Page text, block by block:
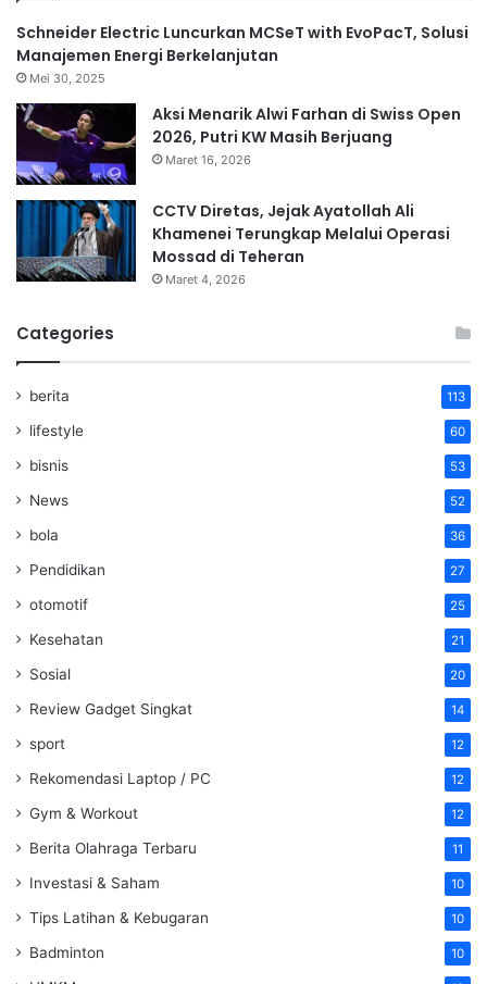
Schneider Electric Luncurkan MCSeT with EvoPacT, Solusi
Manajemen Energi Berkelanjutan
Mei 30, 2025
Aksi Menarik Alwi Farhan di Swiss Open
2026, Putri KW Masih Berjuang
Maret 16, 2026
CCTV Diretas, Jejak Ayatollah Ali
Khamenei Terungkap Melalui Operasi
Mossad di Teheran
Maret 4, 2026
Categories
berita 113
lifestyle 60
bisnis 53
News 52
bola 36
Pendidikan 27
otomotif 25
Kesehatan 21
Sosial 20
Review Gadget Singkat 14
sport 12
Rekomendasi Laptop / PC 12
Gym & Workout 12
Berita Olahraga Terbaru 11
Investasi & Saham 10
Tips Latihan & Kebugaran 10
Badminton 10